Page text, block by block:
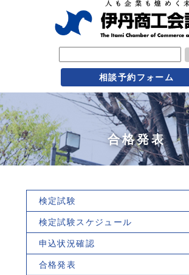
相談予約フォーム
合格発表
検定試験
検定試験スケジュール
申込状況確認
合格発表